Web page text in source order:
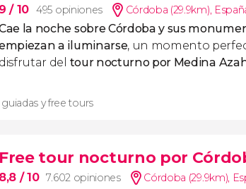
9/ 10 495 opiniones Córdoba (29.9km),
la noche sobre Córdoba y sus
a iluminarse, un momento
disfrutar del tour nocturno por Medina
guiadas y free tours
Free tour nocturno por
8,8 / 10 7.602 opiniones Córdoba (29.9km),